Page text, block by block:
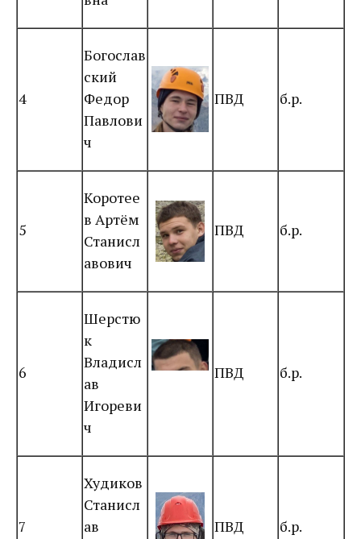
4
Богослав
ский
Федор
Павлови
ч
ПВД б.р.
5
Коротее
в Артём
Станисл
авович
ПВД б.р.
6
Шерстю
к
Владисл
ав
Игореви
ч
ПВД б.р.
7
Худиков
Станисл
ав
ПВД б.р.